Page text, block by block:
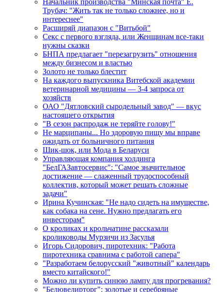
Начальник производства "Минская почта" Е.
Трубач: "Жить так не только сложнее, но и
интереснее"
Расширяй диапазон с "Витьбой"
Секс с первого взгляда, или Женщинам все-таки
нужны сказки
БНПА предлагает "перезагрузить" отношения
между бизнесом и властью
Золото не только блестит
На каждого выпускника Витебской академии
ветеринарной медицины — 3-4 запроса от
хозяйств
ОАО "Дятловский сыродельный завод" — вкус
настоящего открытия
"В сезон распродаж не теряйте голову!"
Не марципаны... Но здоровую пищу мы вправе
ожидать от больничного питания
Шик-шок, или Мода в Беларуси
Управляющая компания холдинга
"БелГАЗавтосервис": "Самое значительное
достижение — слаженный трудоспособный
коллектив, который может решать сложные
задачи"
Ирина Кучинская: "Не надо сидеть на имуществе,
как собака на сене. Нужно предлагать его
инвесторам"
О кроликах и крольчатине рассказали
кролиководы Мурзичи из Засулья
Игорь Сидорович, пиротехник: "Работа
пиротехника сравнима с работой сапера"
"Разработаем белорусский "животный" календарь
вместо китайского!"
Можно ли купить синюю лампу для прогревания?
"Белювелирторг": золотые и серебряные